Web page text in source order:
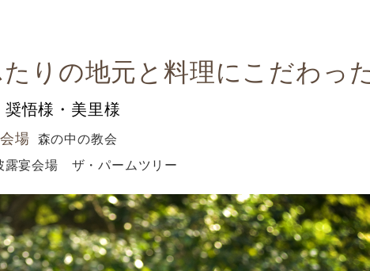
りの地元と料理にこだわっ
奨悟様・美里様
場 森の中の教会
露宴会場 ザ・パームツリー